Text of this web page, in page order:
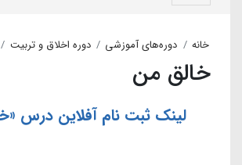
خانه دوره‌های آموزشی دوره اخلاق و تربیت
خالق من
لینک ثبت نام آفلاین درس